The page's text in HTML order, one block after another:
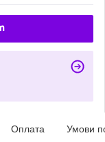
Оплата Умови